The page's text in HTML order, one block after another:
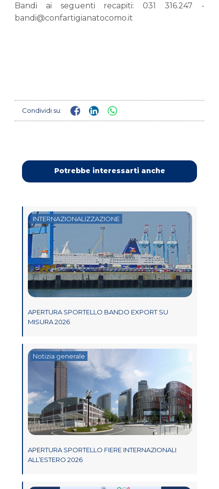
Bandi ai seguenti recapiti: 031 316.247 -
bandi@confartigianatocomo.it
Condividi su:
Potrebbe interessarti anche
INTERNAZIONALIZZAZIONE
APERTURA SPORTELLO BANDO EXPORT SU
MISURA 2026
Notizia generale
APERTURA SPORTELLO FIERE INTERNAZIONALI
ALL’ESTERO 2026